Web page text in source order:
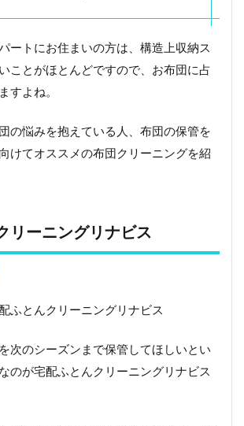
ートにお住まいの方は、構造上収納ス
ことがほとんどですので、お布団に占
すよね。
の悩みを抱えている人、布団の保管を
けてオススメの布団クリーニングを紹
リーニングリナビス
ふとんクリーニングリナビス
次のシーズンまで保管してほしいとい
のが宅配ふとんクリーニングリナビス